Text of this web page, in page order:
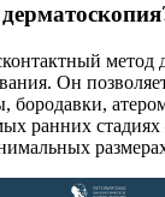
Он
бородавки,
ранних стадиях